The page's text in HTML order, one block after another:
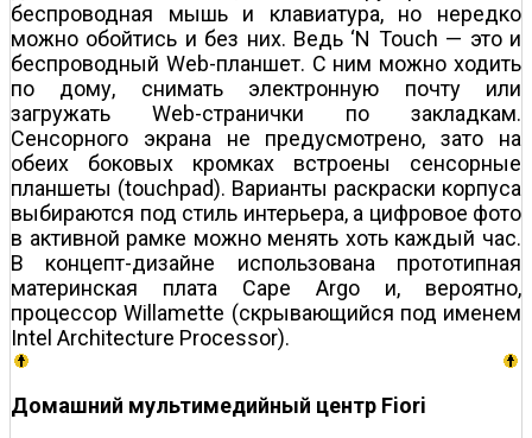
беспроводная мышь и клавиатура, но нередко
можно обойтись и без них. Ведь ‘N Touch — это и
беспроводный Web-планшет. С ним можно ходить
по дому, снимать электронную почту или
загружать Web-странички по закладкам.
Сенсорного экрана не предусмотрено, зато на
обеих боковых кромках встроены сенсорные
планшеты (touchpad). Варианты раскраски корпуса
выбираются под стиль интерьера, а цифровое фото
в активной рамке можно менять хоть каждый час.
В концепт-дизайне использована прототипная
материнская плата Cape Argo и, вероятно,
процессор Willamette (скрывающийся под именем
Intel Architecture Processor).
Домашний мультимедийный центр Fiori